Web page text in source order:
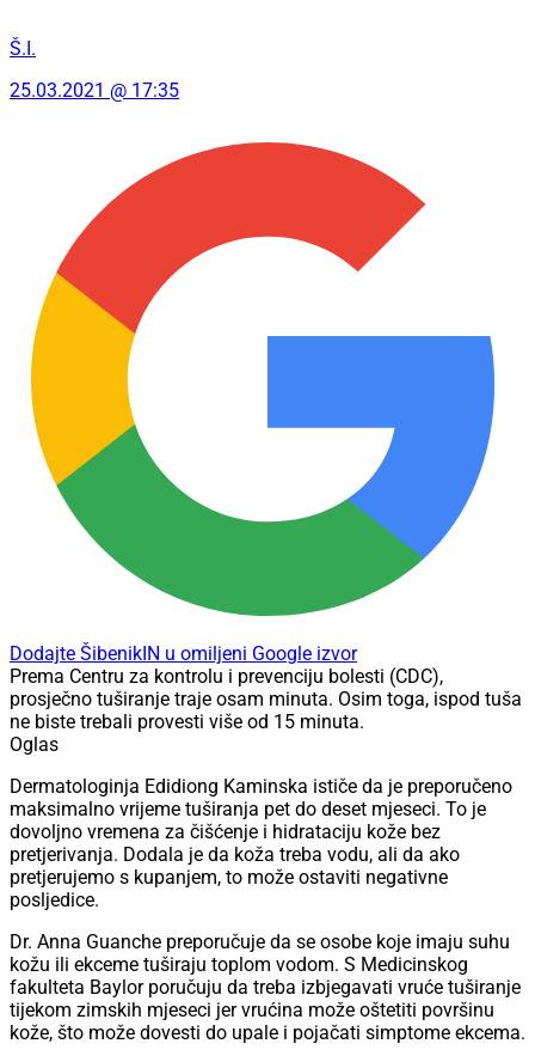
Š.I.
25.03.2021 @ 17:35
Dodajte ŠibenikIN u omiljeni Google izvor
Prema Centru za kontrolu i prevenciju bolesti (CDC),
prosječno tuširanje traje osam minuta. Osim toga, ispod tuša
ne biste trebali provesti više od 15 minuta.
Oglas
Dermatologinja Edidiong Kaminska ističe da je preporučeno
maksimalno vrijeme tuširanja pet do deset mjeseci. To je
dovoljno vremena za čišćenje i hidrataciju kože bez
pretjerivanja. Dodala je da koža treba vodu, ali da ako
pretjerujemo s kupanjem, to može ostaviti negativne
posljedice.
Dr. Anna Guanche preporučuje da se osobe koje imaju suhu
kožu ili ekceme tuširaju toplom vodom. S Medicinskog
fakulteta Baylor poručuju da treba izbjegavati vruće tuširanje
tijekom zimskih mjeseci jer vrućina može oštetiti površinu
kože, što može dovesti do upale i pojačati simptome ekcema.